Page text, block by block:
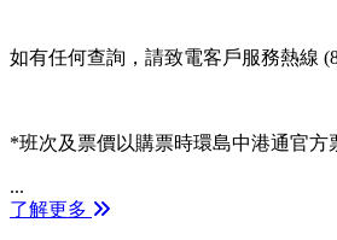
如有任何查詢，請致電客戶服務熱線
*班次及票價以購票時環島中港通官方
...
了解更多